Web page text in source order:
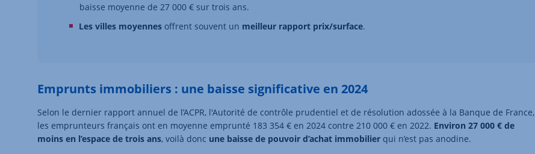
baisse moyenne de 27 000 € sur trois ans.
Les villes moyennes offrent souvent un meilleur rapport prix/surface.
Emprunts immobiliers : une baisse significative en 2024
Selon le dernier rapport annuel de l’ACPR, l'Autorité de contrôle prudentiel et de résolution adossée à la Banque de France,
les emprunteurs français ont en moyenne emprunté 183 354 € en 2024 contre 210 000 € en 2022. Environ 27 000 € de
moins en l’espace de trois ans, voilà donc une baisse de pouvoir d’achat immobilier qui n’est pas anodine.